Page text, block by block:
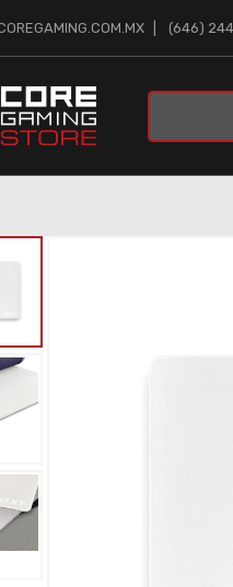
(646)